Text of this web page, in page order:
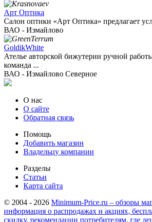
Арт Оптика
Салон оптики «Арт Оптика» предлагает
ВАО - Измайлово
GoldikWhite
Ателье авторской бижутерии ручной
команда ...
ВАО - Измайлово Северное
О нас
О сайте
Обратная связь
Помощь
Добавить магазин
Владельцу компании
Разделы
Статьи
Карта сайта
© 2004 - 2026 Minimum-Price.ru – обзоры
информация о распродажах и акциях,
скидку, рекомендации потребителям, где